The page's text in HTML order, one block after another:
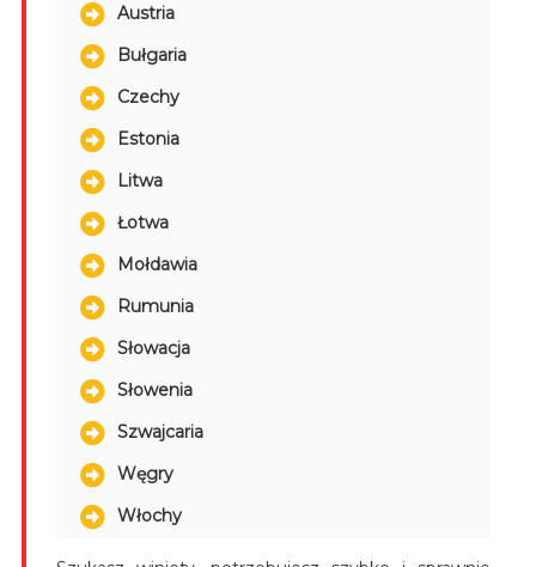
Austria
Bułgaria
Czechy
Estonia
Litwa
Łotwa
Mołdawia
Rumunia
Słowacja
Słowenia
Szwajcaria
Węgry
Włochy